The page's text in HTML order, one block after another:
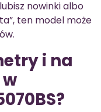
nowinki albo
ten model może
i na